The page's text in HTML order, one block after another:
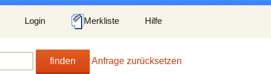
Login Merkliste Hilfe
finden Anfrage zurücksetzen